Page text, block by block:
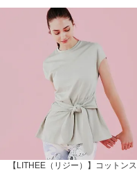
【LITHEE（リジー）】コットンス